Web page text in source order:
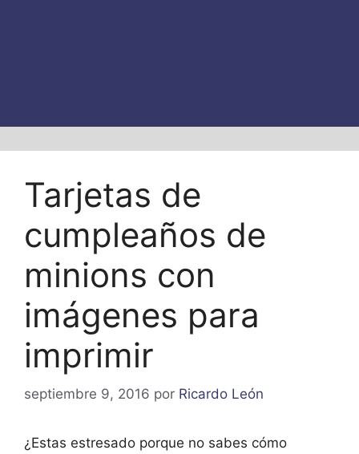
Tarjetas de
cumpleaños de
minions con
imágenes para
imprimir
septiembre 9, 2016 por Ricardo León
¿Estas estresado porque no sabes cómo